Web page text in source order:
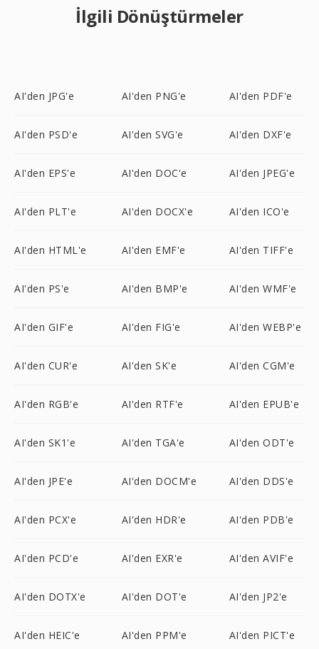
İlgili Dönüştürmeler
AI'den JPG'e AI'den PNG'e AI'den PDF'e
AI'den PSD'e AI'den SVG'e AI'den DXF'e
AI'den EPS'e AI'den DOC'e AI'den JPEG'e
AI'den PLT'e AI'den DOCX'e AI'den ICO'e
AI'den HTML'e AI'den EMF'e AI'den TIFF'e
AI'den PS'e AI'den BMP'e AI'den WMF'e
AI'den GIF'e AI'den FIG'e AI'den WEBP'e
AI'den CUR'e AI'den SK'e AI'den CGM'e
AI'den RGB'e AI'den RTF'e AI'den EPUB'e
AI'den SK1'e AI'den TGA'e AI'den ODT'e
AI'den JPE'e AI'den DOCM'e AI'den DDS'e
AI'den PCX'e AI'den HDR'e AI'den PDB'e
AI'den PCD'e AI'den EXR'e AI'den AVIF'e
AI'den DOTX'e AI'den DOT'e AI'den JP2'e
AI'den HEIC'e AI'den PPM'e AI'den PICT'e